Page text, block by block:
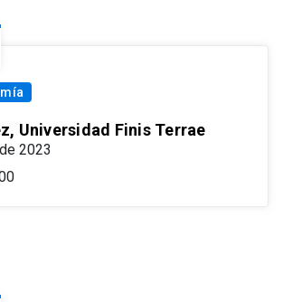
Universidad Finis Terrae
2023